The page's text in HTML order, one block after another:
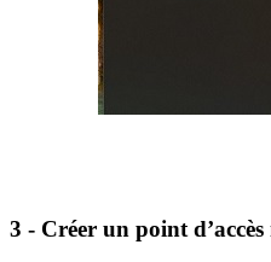
3 - Créer un point